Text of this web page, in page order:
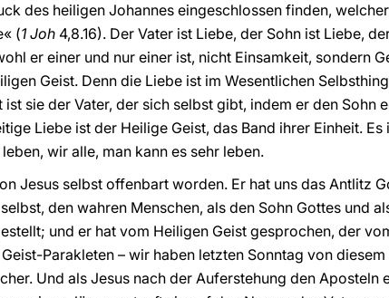
des heiligen Johannes eingeschlossen finden,
(1 Joh 4,8.16). Der Vater ist Liebe, der Sohn ist Liebe,
er einer und nur einer ist, nicht Einsamkeit, sondern
Geist. Denn die Liebe ist im Wesentlichen
sie der Vater, der sich selbst gibt, indem er den Sohn
Liebe ist der Heilige Geist, das Band ihrer Einheit.
wir alle, man kann es sehr leben.
Jesus selbst offenbart worden. Er hat uns das Antlitz
den wahren Menschen, als den Sohn Gottes und
und er hat vom Heiligen Geist gesprochen, der
Parakleten – wir haben letzten Sonntag von
Und als Jesus nach der Auferstehung den Aposteln